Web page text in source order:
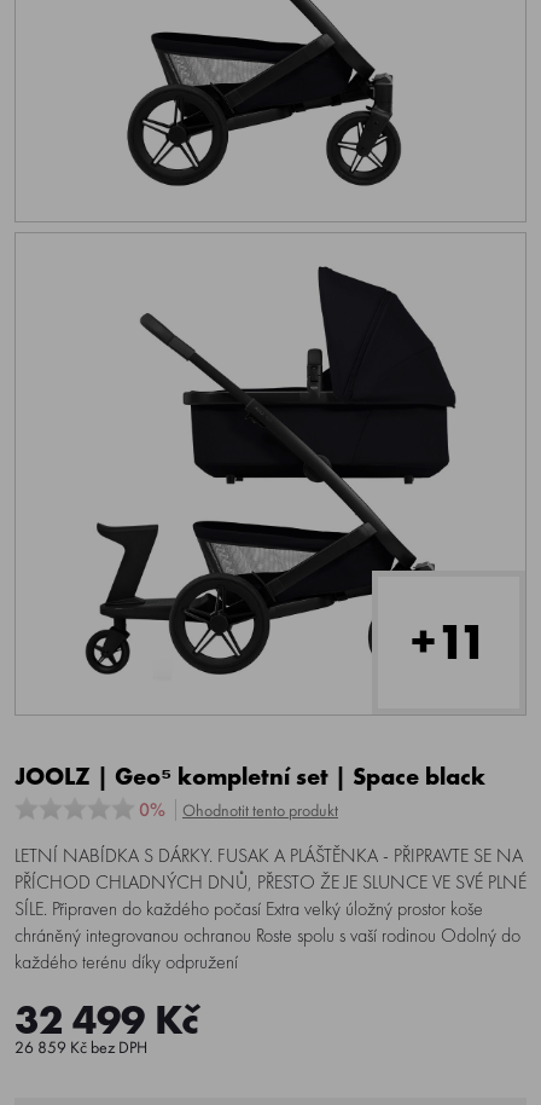
+11
JOOLZ | Geo⁵ kompletní set | Space black
0% Ohodnotit tento produkt
LETNÍ NABÍDKA S DÁRKY. FUSAK A PLÁŠTĚNKA - PŘIPRAVTE SE NA
PŘÍCHOD CHLADNÝCH DNŮ, PŘESTO ŽE JE SLUNCE VE SVÉ PLNÉ
SÍLE. Připraven do každého počasí Extra velký úložný prostor koše
chráněný integrovanou ochranou Roste spolu s vaší rodinou Odolný do
každého terénu díky odpružení
32 499 Kč
26 859 Kč bez DPH